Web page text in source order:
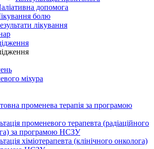
допомога
болю
лікування
міхура
променева терапія за програмою
променевого терапевта (радіаційного
за програмою НСЗУ
хіміотерапевта (клінічного онколога)